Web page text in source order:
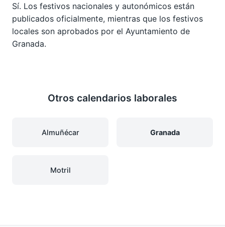
Sí. Los festivos nacionales y autonómicos están
publicados oficialmente, mientras que los festivos
locales son aprobados por el Ayuntamiento de
Granada.
Otros calendarios laborales
Almuñécar Granada
Motril